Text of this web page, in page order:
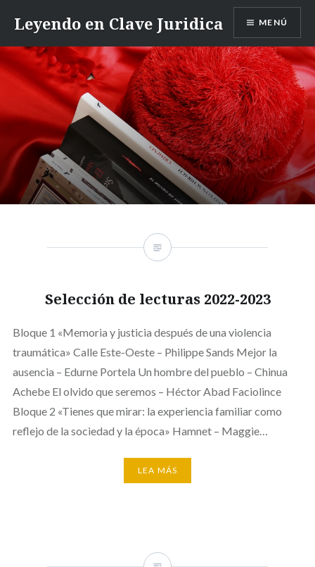
contenido
Leyendo en Clave Juridica MENÚ
Selección de lecturas 2022-2023
Bloque 1 «Memoria y justicia después de una violencia
traumática» Calle Este-Oeste – Philippe Sands Mejor la
ausencia – Edurne Portela Un hombre del pueblo – Chinua
Achebe El olvido que seremos – Héctor Abad Faciolince
Bloque 2 «Tienes que mirar: la experiencia familiar como
reflejo de la sociedad y la época» Hamnet – Maggie…
LEA MÁS